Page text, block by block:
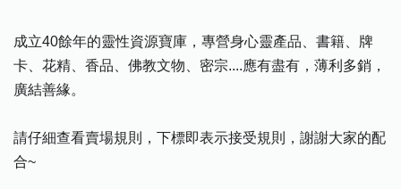
成立40餘年的靈性資源寶庫，專營身心靈產品、書籍、牌
卡、花精、香品、佛教文物、密宗....應有盡有，薄利多銷，
廣結善緣。
請仔細查看賣場規則，下標即表示接受規則，謝謝大家的配
合~